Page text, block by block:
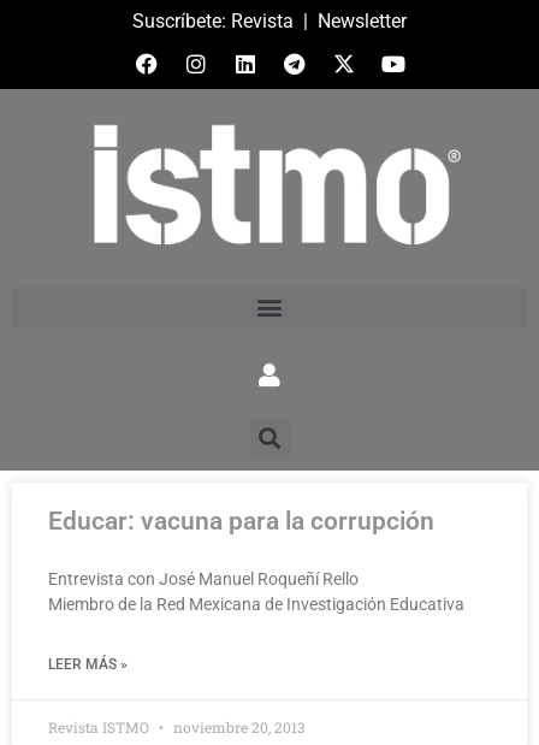
Suscríbete: Revista | Newsletter
Educar: vacuna para la corrupción
Entrevista con José Manuel Roqueñí Rello
Miembro de la Red Mexicana de Investigación Educativa
LEER MÁS »
Revista ISTMO noviembre 20, 2013